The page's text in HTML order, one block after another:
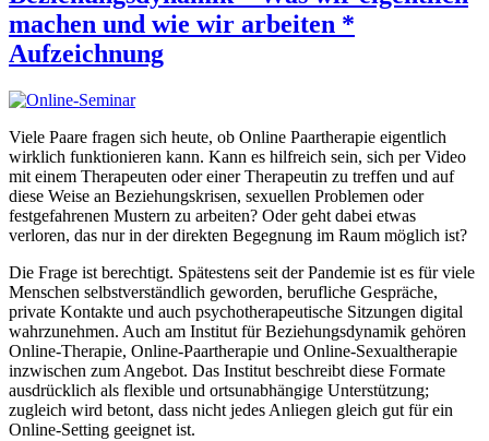
machen und wie wir arbeiten *
Aufzeichnung
Viele Paare fragen sich heute, ob Online Paartherapie eigentlich
wirklich funktionieren kann. Kann es hilfreich sein, sich per Video
mit einem Therapeuten oder einer Therapeutin zu treffen und auf
diese Weise an Beziehungskrisen, sexuellen Problemen oder
festgefahrenen Mustern zu arbeiten? Oder geht dabei etwas
verloren, das nur in der direkten Begegnung im Raum möglich ist?
Die Frage ist berechtigt. Spätestens seit der Pandemie ist es für viele
Menschen selbstverständlich geworden, berufliche Gespräche,
private Kontakte und auch psychotherapeutische Sitzungen digital
wahrzunehmen. Auch am Institut für Beziehungsdynamik gehören
Online-Therapie, Online-Paartherapie und Online-Sexualtherapie
inzwischen zum Angebot. Das Institut beschreibt diese Formate
ausdrücklich als flexible und ortsunabhängige Unterstützung;
zugleich wird betont, dass nicht jedes Anliegen gleich gut für ein
Online-Setting geeignet ist.